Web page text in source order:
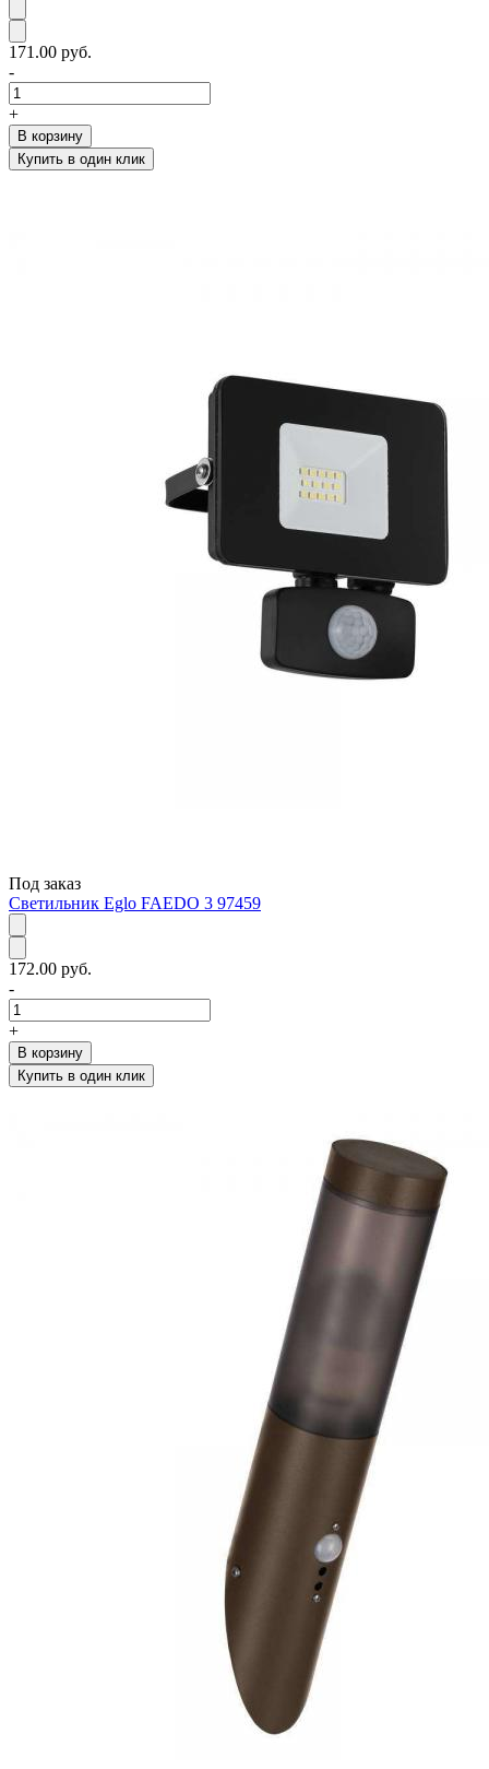
171.00 руб.
-
+
В корзину
Купить в один клик
Под заказ
Светильник Eglo FAEDO 3 97459
172.00 руб.
-
+
В корзину
Купить в один клик